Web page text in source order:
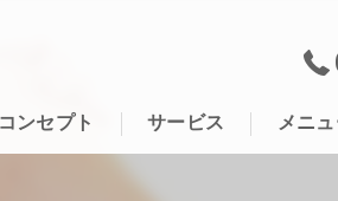
ンセプト サービス メニ